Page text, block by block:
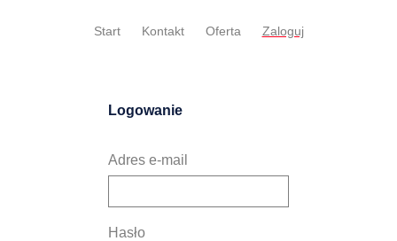
Start Kontakt Oferta Zaloguj
Logowanie
Adres e-mail
Hasło